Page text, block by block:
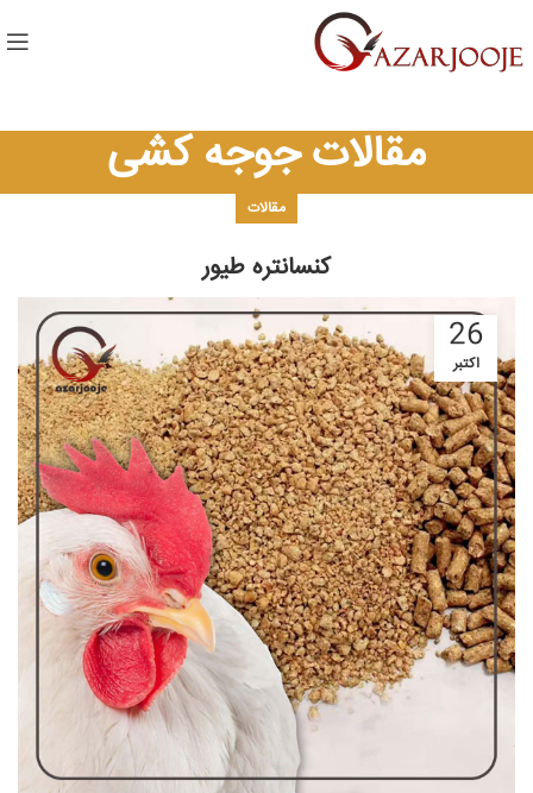
مقالات جوجه کشی
مقالات
کنسانتره طیور
26
اکتبر